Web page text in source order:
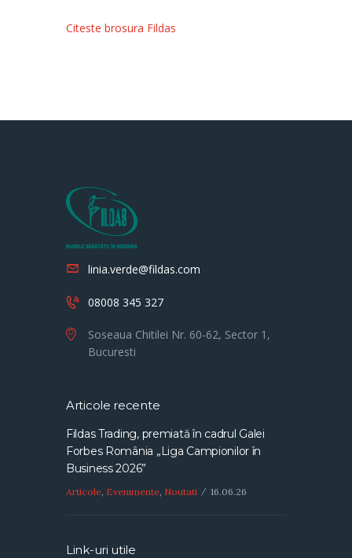
Citeste brosura Fildas
linia.verde@fildas.com
08008 345 327
Soseaua Chitilei Nr. 60-62, Sector 1,
Bucuresti
Articole recente
Fildas Trading, premiată în cadrul Galei
Forbes România „Liga Campionilor în
Business 2026”
Articole Evenimente Noutati 16.06.26
Link-uri utile